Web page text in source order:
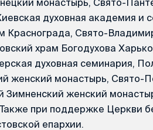
монастырь, Свято-
духовная академия и
Краснограда, Свято-
храм Богодухова
духовная семинария,
женский монастырь, Свято-
Зимненский женский
при поддержке Церкви
епархии.